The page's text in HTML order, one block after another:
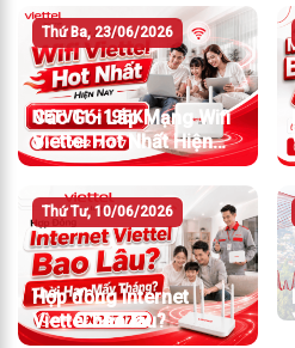
Thứ Ba, 23/06/2026
Các Gói Lắp Mạng Wifi
Viettel Hot Nhất Hiện
Nay
Thứ Tư, 10/06/2026
Hợp đồng Internet
Viettel bao lâu?